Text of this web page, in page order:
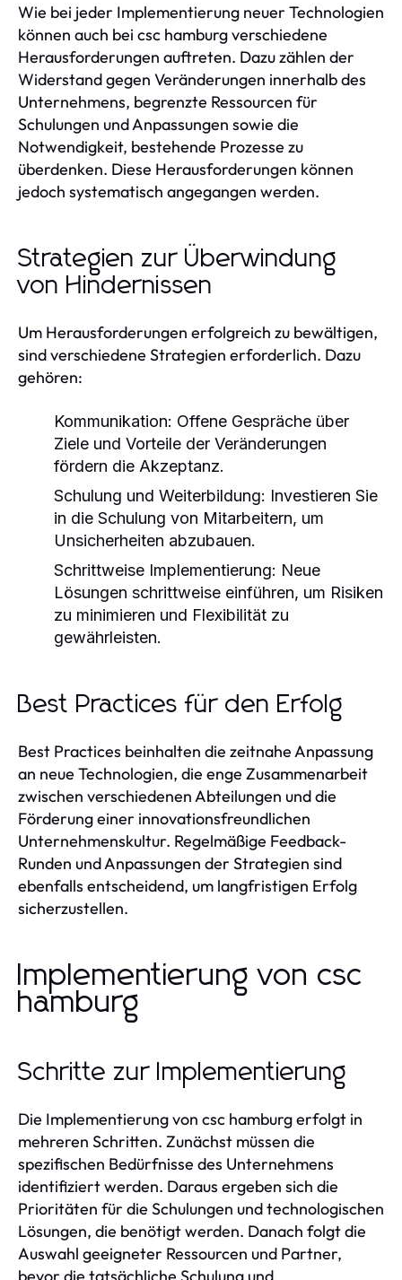
Wie bei jeder Implementierung neuer Technologien
können auch bei csc hamburg verschiedene
Herausforderungen auftreten. Dazu zählen der
Widerstand gegen Veränderungen innerhalb des
Unternehmens, begrenzte Ressourcen für
Schulungen und Anpassungen sowie die
Notwendigkeit, bestehende Prozesse zu
überdenken. Diese Herausforderungen können
jedoch systematisch angegangen werden.
Strategien zur Überwindung
von Hindernissen
Um Herausforderungen erfolgreich zu bewältigen,
sind verschiedene Strategien erforderlich. Dazu
gehören:
Kommunikation: Offene Gespräche über
Ziele und Vorteile der Veränderungen
fördern die Akzeptanz.
Schulung und Weiterbildung: Investieren Sie
in die Schulung von Mitarbeitern, um
Unsicherheiten abzubauen.
Schrittweise Implementierung: Neue
Lösungen schrittweise einführen, um Risiken
zu minimieren und Flexibilität zu
gewährleisten.
Best Practices für den Erfolg
Best Practices beinhalten die zeitnahe Anpassung
an neue Technologien, die enge Zusammenarbeit
zwischen verschiedenen Abteilungen und die
Förderung einer innovationsfreundlichen
Unternehmenskultur. Regelmäßige Feedback-
Runden und Anpassungen der Strategien sind
ebenfalls entscheidend, um langfristigen Erfolg
sicherzustellen.
Implementierung von csc
hamburg
Schritte zur Implementierung
Die Implementierung von csc hamburg erfolgt in
mehreren Schritten. Zunächst müssen die
spezifischen Bedürfnisse des Unternehmens
identifiziert werden. Daraus ergeben sich die
Prioritäten für die Schulungen und technologischen
Lösungen, die benötigt werden. Danach folgt die
Auswahl geeigneter Ressourcen und Partner,
bevor die tatsächliche Schulung und